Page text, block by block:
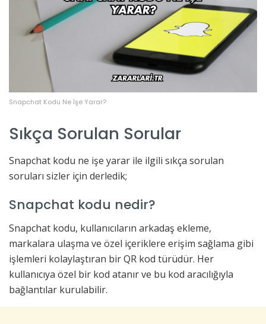
Snapchat Kodu Ne İşe Yarar?
Sıkça Sorulan Sorular
Snapchat kodu ne işe yarar ile ilgili sıkça sorulan
soruları sizler için derledik;
Snapchat kodu nedir?
Snapchat kodu, kullanıcıların arkadaş ekleme,
markalara ulaşma ve özel içeriklere erişim sağlama gibi
işlemleri kolaylaştıran bir QR kod türüdür. Her
kullanıcıya özel bir kod atanır ve bu kod aracılığıyla
bağlantılar kurulabilir.